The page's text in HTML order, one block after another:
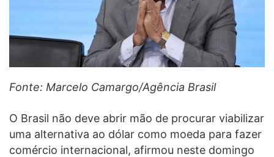
Fonte: Marcelo Camargo/Agência Brasil
O Brasil não deve abrir mão de procurar viabilizar
uma alternativa ao dólar como moeda para fazer
comércio internacional, afirmou neste domingo